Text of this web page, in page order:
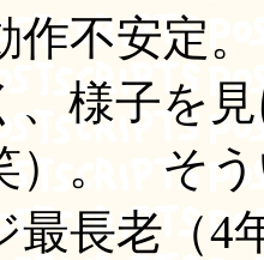
作不安定
、様子を
）。 そう
最長老（4